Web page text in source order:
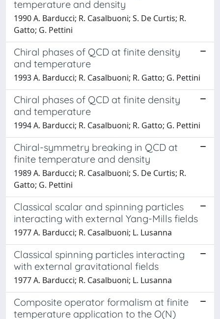
temperature and density
1990 A. Barducci; R. Casalbuoni; S. De Curtis; R.
Gatto; G. Pettini
Chiral phases of QCD at finite density
and temperature
1993 A. Barducci; R. Casalbuoni; R. Gatto; G. Pettini
Chiral phases of QCD at finite density
and temperature
1994 A. Barducci; R. Casalbuoni; R. Gatto; G. Pettini
Chiral-symmetry breaking in QCD at
finite temperature and density
1989 A. Barducci; R. Casalbuoni; S. De Curtis; R.
Gatto; G. Pettini
Classical scalar and spinning particles
interacting with external Yang-Mills fields
1977 A. Barducci; R. Casalbuoni; L. Lusanna
Classical spinning particles interacting
with external gravitational fields
1977 A. Barducci; R. Casalbuoni; L. Lusanna
Composite operator formalism at finite
temperature application to the O(N)